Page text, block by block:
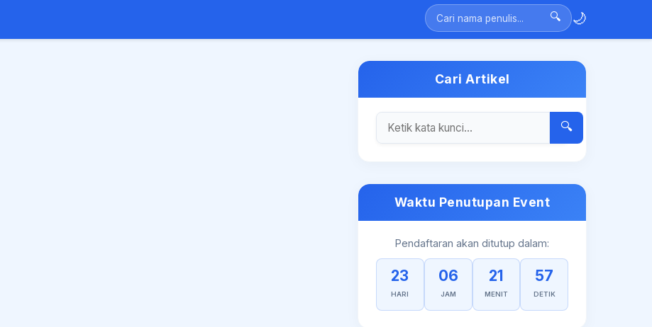
🔍 🌙
Cari Artikel
🔍
Waktu Penutupan Event
Pendaftaran akan ditutup dalam:
23
HARI
06
JAM
21
MENIT
57
DETIK